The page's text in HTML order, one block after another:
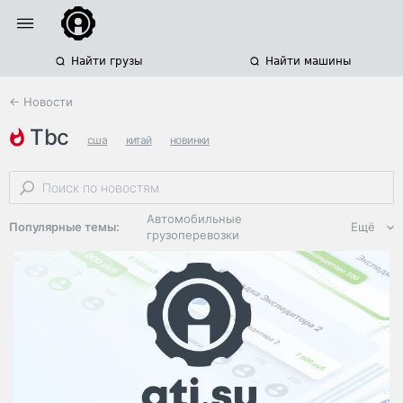
Найти грузы Найти машины
← Новости
tbc сша китай новинки
Популярные темы:
Автомобильные
грузоперевозки
Региональная
логистика
ЭДО, ИТ в
логистике
Дороги,
инфраструктура
Ещё